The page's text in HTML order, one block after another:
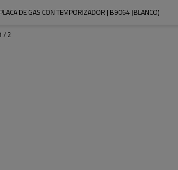
DE GAS CON TEMPORIZADOR | B9064 (BLANCO)
/ 2